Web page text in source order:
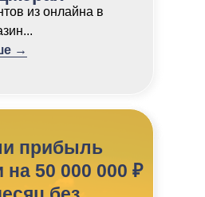
из онлайна в
→
прибыль
50 000 000 ₽